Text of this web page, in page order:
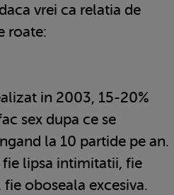
vrei ca relatia de
roate:
in 2003, 15-20%
sex dupa ce se
la 10 partide pe an.
lipsa intimitatii, fie
oboseala excesiva.